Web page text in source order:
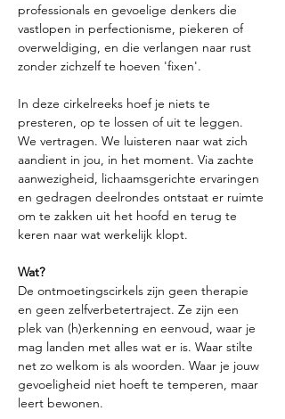
professionals en gevoelige denkers die
vastlopen in perfectionisme, piekeren of
overweldiging, en die verlangen naar rust
zonder zichzelf te hoeven 'fixen'.
In deze cirkelreeks hoef je niets te
presteren, op te lossen of uit te leggen.
We vertragen. We luisteren naar wat zich
aandient in jou, in het moment. Via zachte
aanwezigheid, lichaamsgerichte ervaringen
en gedragen deelrondes ontstaat er ruimte
om te zakken uit het hoofd en terug te
keren naar wat werkelijk klopt.
Wat?
De ontmoetingscirkels zijn geen therapie
en geen zelfverbetertraject. Ze zijn een
plek van (h)erkenning en eenvoud, waar je
mag landen met alles wat er is. Waar stilte
net zo welkom is als woorden. Waar je jouw
gevoeligheid niet hoeft te temperen, maar
leert bewonen.